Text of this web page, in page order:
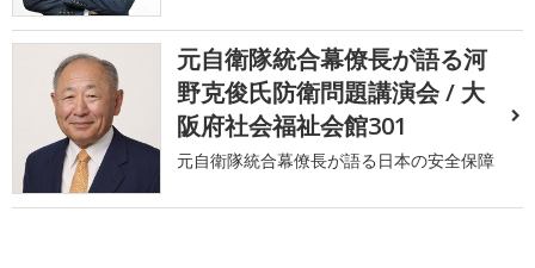
元自衛隊統合幕僚長が語る河
野克俊氏防衛問題講演会 / 大
阪府社会福祉会館301
元自衛隊統合幕僚長が語る日本の安全保障